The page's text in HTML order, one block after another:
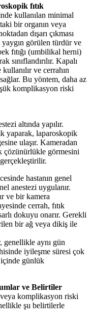
fıtık
kullanılan minimal
bir organın veya
dışarı çıkması
görülen türdür ve
fıtığı (umbilikal herni)
sınıflandırılır. Kapalı
ve cerrahın
Bu yöntem, daha az
komplikasyon riski
altında yapılır.
yaparak, laparoskopik
ulaşır. Kameradan
çözünürlükle görmesini
hastanın genel
anestezi uygulanır.
ve bir kamera
cerrah, fıtık
dokuyu onarır. Gerekli
bir ağ veya dikiş ile
genellikle aynı gün
iyileşme süresi çok
içinde günlük
ve Belirtiler
veya komplikasyon riski
şu belirtilerle